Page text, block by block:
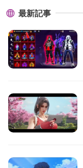
最新記事